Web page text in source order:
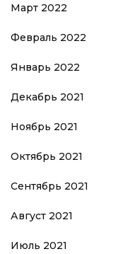
Март 2022
Февраль 2022
Январь 2022
Декабрь 2021
Ноябрь 2021
Октябрь 2021
Сентябрь 2021
Август 2021
Июль 2021